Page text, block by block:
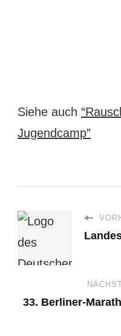
Siehe auch
Jugendcamp”
33. Berliner-